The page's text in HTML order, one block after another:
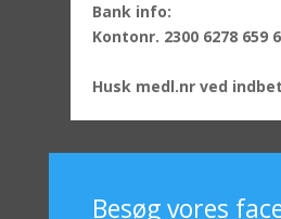
Bank info:
Kontonr. 2300 6278 659
Husk medl.nr ved
Besøg vores